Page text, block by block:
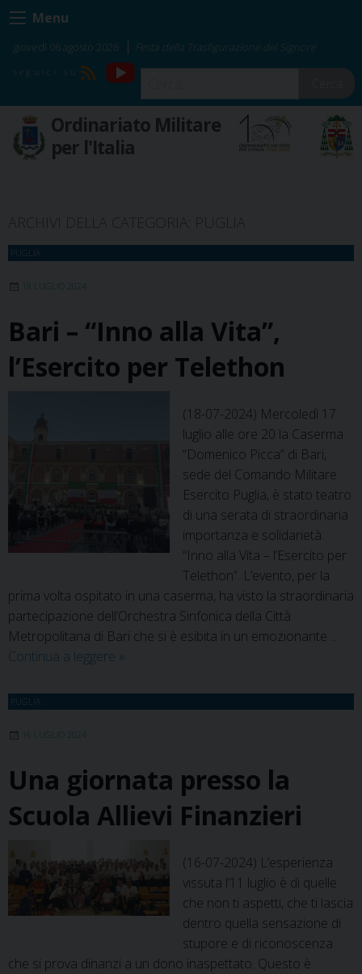
Skip
to
content
Menu
giovedì 06 agosto 2026 Festa della Trasfigurazione del Signore
RSS
YouTube
Ordinariato Militare
per l'Italia
PUGLIA
18 LUGLIO 2024
Bari – “Inno alla Vita”,
l’Esercito per Telethon
(18-07-2024) Mercoledì 17
luglio alle ore 20 la Caserma
“Domenico Picca” di Bari,
sede del Comando Militare
Esercito Puglia, è stato teatro
di una serata di straordinaria
importanza e solidarietà:
“Inno alla Vita – l’Esercito per
Telethon”. L’evento, per la
prima volta ospitato in una caserma, ha visto la straordinaria
partecipazione dell’Orchestra Sinfonica della Città
Metropolitana di Bari che si è esibita in un emozionante …
Continua a leggere Bari
“Inno
per
»
PUGLIA
16 LUGLIO 2024
Una giornata presso la
Scuola Allievi Finanzieri
(16-07-2024) L’esperienza
vissuta l’11 luglio è di quelle
che non ti aspetti, che ti lascia
dentro quella sensazione di
stupore e di riconoscenza
che si prova dinanzi a un dono inaspettato. Questo è